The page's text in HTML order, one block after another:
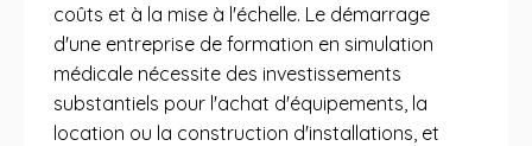
coûts et à la mise à l'échelle. Le démarrage
d'une entreprise de formation en simulation
médicale nécessite des investissements
substantiels pour l'achat d'équipements, la
location ou la construction d'installations, et